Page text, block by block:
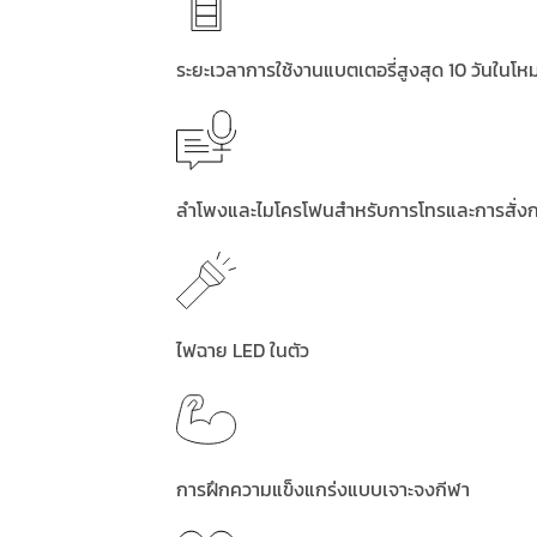
ระยะเวลาการใช้งานแบตเตอรี่สูงสุด 10 วันในโ
ลำโพงและไมโครโฟนสำหรับการโทรและการสั่ง
ไฟฉาย LED ในตัว
การฝึกความแข็งแกร่งแบบเจาะจงกีฬา